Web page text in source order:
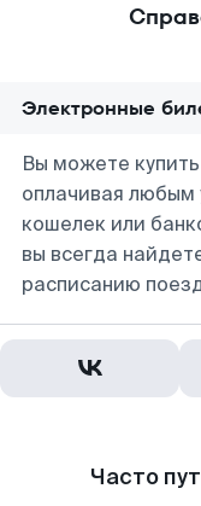
Электронные
Вы можете
оплачивая
кошелек или
вы всегда
расписанию
Часто